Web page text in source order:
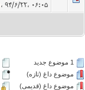
، ۹۴/۶/۲۲، ۰۶:۰۵ عصر
موضوع داغ (تازه‌)
موضوع داغ (قدیمی)